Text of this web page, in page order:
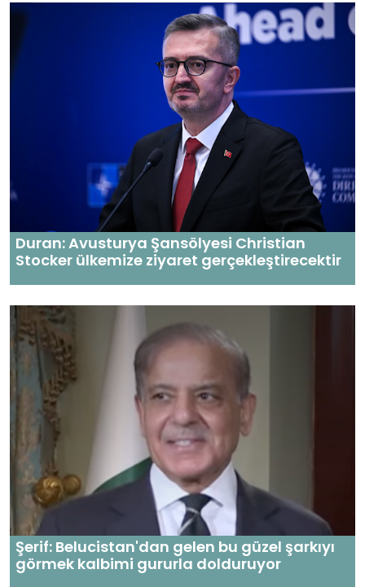
Duran: Avusturya Şansölyesi Christian
Stocker ülkemize ziyaret gerçekleştirecektir
Şerif: Belucistan'dan gelen bu güzel şarkıyı
görmek kalbimi gururla dolduruyor